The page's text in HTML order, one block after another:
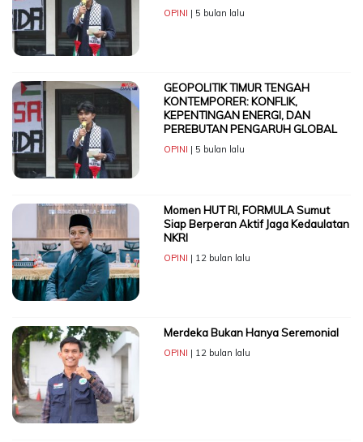
OPINI | 5 bulan lalu
GEOPOLITIK TIMUR TENGAH
KONTEMPORER: KONFLIK,
KEPENTINGAN ENERGI, DAN
PEREBUTAN PENGARUH GLOBAL
OPINI | 5 bulan lalu
Momen HUT RI, FORMULA Sumut
Siap Berperan Aktif Jaga Kedaulatan
NKRI
OPINI | 12 bulan lalu
Merdeka Bukan Hanya Seremonial
OPINI | 12 bulan lalu